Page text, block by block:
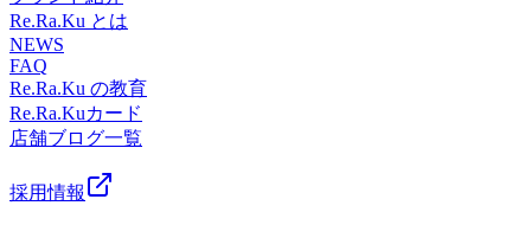
営地下鉄ブルーライン/グリーンライン センター南駅センタ
ー北駅、あざみ野駅、中山駅、仲町台駅、日吉駅からもアク
セスしやすい!≪場所≫センター南駅1番出口から徒歩1分!横
浜市都筑区茅ケ崎中央6-1Southwood(サウスウッド)3Fお気軽
にご来店ください。
Re.Ra.Ku とは
NEWS
FAQ
Re.Ra.Ku の教育
Re.Ra.Kuカード
店舗ブログ一覧
採用情報